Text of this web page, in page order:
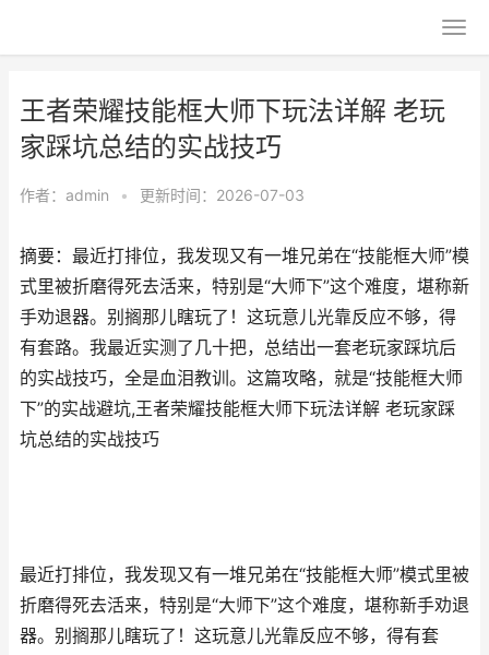
王者荣耀技能框大师下玩法详解 老玩
家踩坑总结的实战技巧
作者： admin • 更新时间：2026-07-03
摘要：最近打排位，我发现又有一堆兄弟在“技能框大师”模
式里被折磨得死去活来，特别是“大师下”这个难度，堪称新
手劝退器。别搁那儿瞎玩了！这玩意儿光靠反应不够，得
有套路。我最近实测了几十把，总结出一套老玩家踩坑后
的实战技巧，全是血泪教训。这篇攻略，就是“技能框大师
下”的实战避坑,王者荣耀技能框大师下玩法详解 老玩家踩
坑总结的实战技巧
最近打排位，我发现又有一堆兄弟在“技能框大师”模式里被
折磨得死去活来，特别是“大师下”这个难度，堪称新手劝退
器。别搁那儿瞎玩了！这玩意儿光靠反应不够，得有套